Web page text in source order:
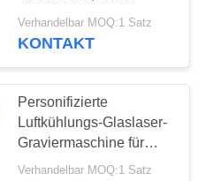
Ausrüstung schnitzt
Verhandelbar MOQ:1 Satz
KONTAKT
Personifizierte
Luftkühlungs-Glaslaser-
Graviermaschine für
Kristallgeschenke
Verhandelbar MOQ:1 Satz